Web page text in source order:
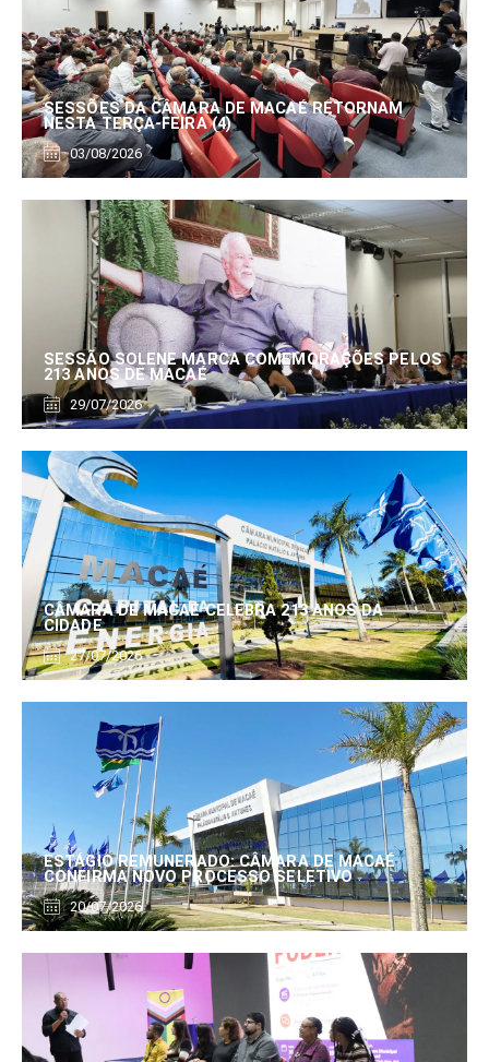
SESSÕES DA CÂMARA DE MACAÉ RETORNAM
NESTA TERÇA-FEIRA (4)
03/08/2026
SESSÃO SOLENE MARCA COMEMORAÇÕES PELOS
213 ANOS DE MACAÉ
29/07/2026
CÂMARA DE MACAÉ CELEBRA 213 ANOS DA
CIDADE
27/07/2026
ESTÁGIO REMUNERADO: CÂMARA DE MACAÉ
CONFIRMA NOVO PROCESSO SELETIVO
20/07/2026